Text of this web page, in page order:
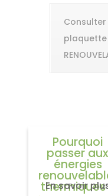
plaquette
Pourquoi
passer aux
énergies
thermiques
En savoir